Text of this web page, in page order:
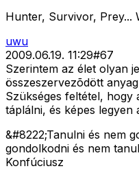
Hunter, Survivor, Prey...
uwu
2009.06.19. 11:29#67
Szerintem az élet olyan
összeszervezõdött
Szükséges feltétel, hogy
táplálni, és képes legyen
&#8222;Tanulni és nem
gondolkodni és nem
Konfúciusz